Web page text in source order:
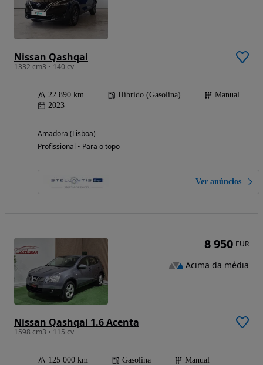
Nissan Qashqai
1332 cm3 • 140 cv
22 890 km Híbrido (Gasolina)
Manual
2023
Amadora (Lisboa)
Profissional • Para o topo
Ver anúncios
Nissan Qashqai 1.6 Acenta
1598 cm3 • 115 cv
125 000 km Gasolina
Manual
8 950 EUR
Acima da média